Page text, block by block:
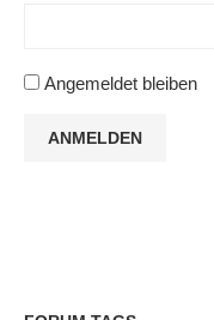
Angemeldet bleiben
ANMELDEN